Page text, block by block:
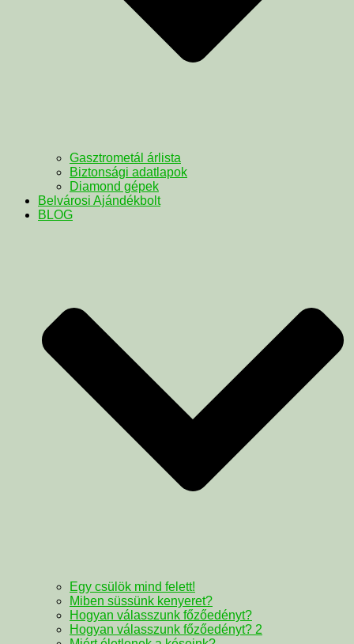
Gasztrometál árlista
Biztonsági adatlapok
Diamond gépek
Belvárosi Ajándékbolt
BLOG
Egy csülök mind felett!
Miben süssünk kenyeret?
Hogyan válasszunk főzőedényt?
Hogyan válasszunk főzőedényt? 2